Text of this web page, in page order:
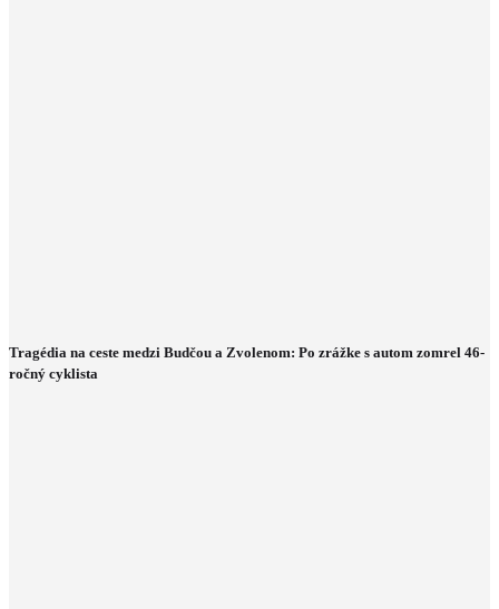
Tragédia na ceste medzi Budčou a Zvolenom: Po zrážke s autom zomrel 46-
ročný cyklista